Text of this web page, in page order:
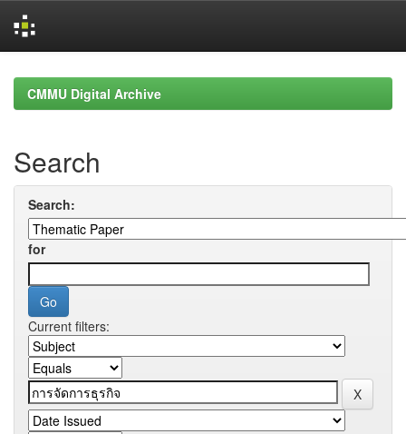
navigationCMMU Digital Archive
Search
Search:
for
Current filters: